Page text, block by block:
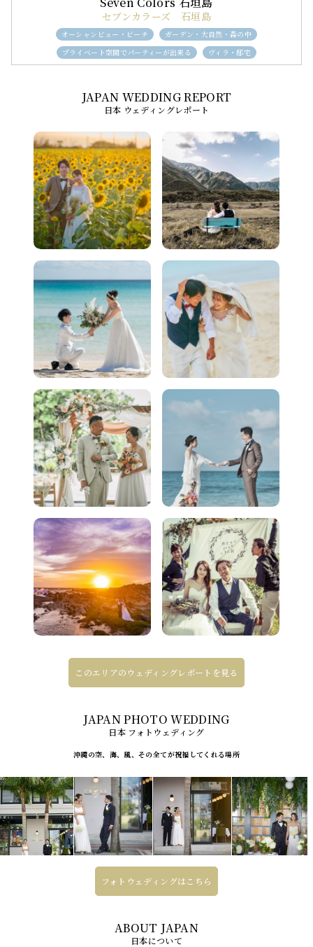
セブンカラーズ 石垣島
オーシャンビュー・ビーチ
ガーデン・大自然・森の中
プライベート空間でパーティーが出来る
ヴィラ・邸宅
日本 ウェディングレポート
このエリアのウェディングレポートを見る
日本 フォトウェディング
沖縄の空、海、風、その全てが祝福してくれる場所
フォトウェディングはこちら
日本について